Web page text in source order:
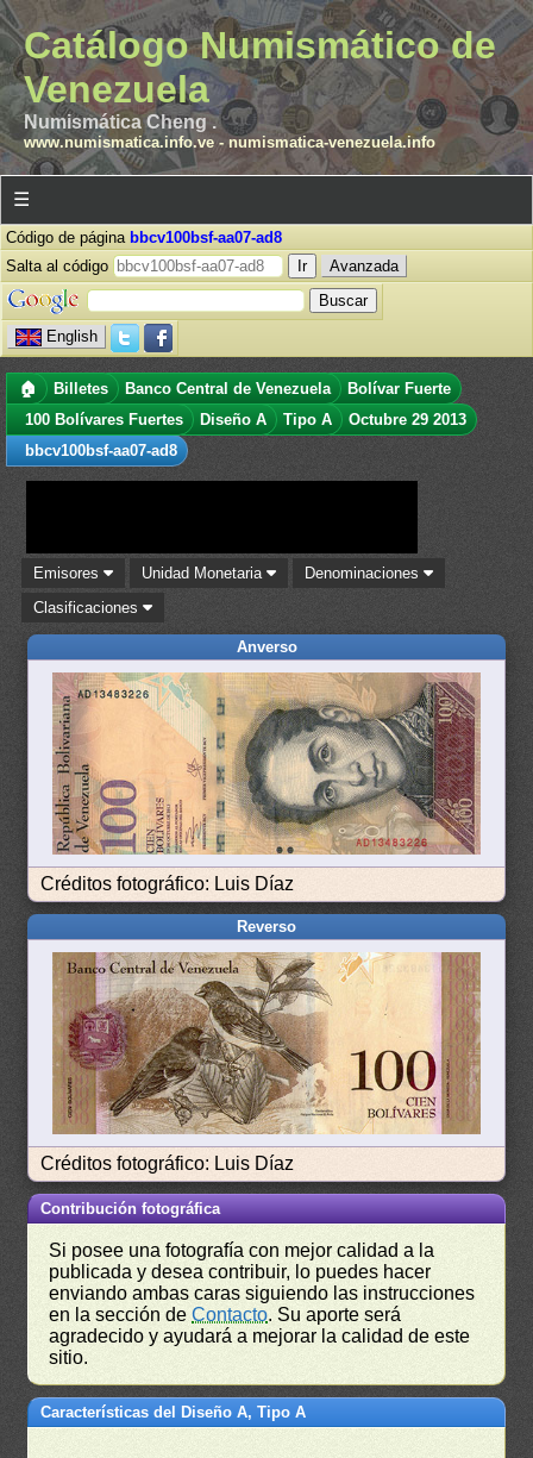
Catálogo Numismático de
Venezuela
Numismática Cheng .
www.numismatica.info.ve- numismatica-venezuela.info
☰
Código de página bbcv100bsf-aa07-ad8
Salta al código
Avanzada
English
🏠 Billetes Banco Central de Venezuela
Bolívar Fuerte
100 Bolívares Fuertes
Diseño A Tipo A
Octubre 29 2013
bbcv100bsf-aa07-ad8
Emisores Unidad Monetaria
Denominaciones
Clasificaciones
Anverso
Créditos fotográfico: Luis Díaz
Reverso
Créditos fotográfico: Luis Díaz
Contribución fotográfica
Si posee una fotografía con mejor calidad a la
publicada y desea contribuir, lo puedes hacer
enviando ambas caras siguiendo las instrucciones
en la sección deContacto. Su aporte será
agradecido y ayudará a mejorar la calidad de este
sitio.
Características del Diseño A, Tipo A